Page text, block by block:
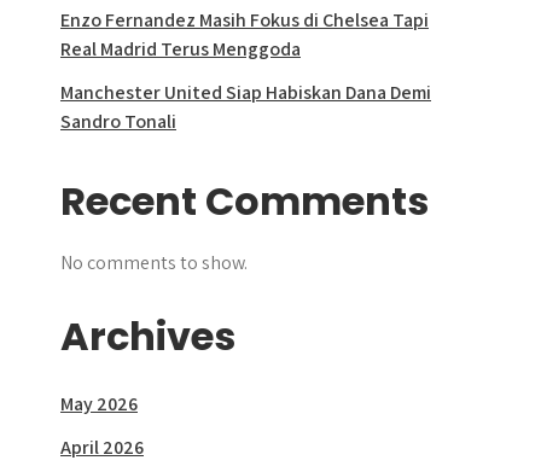
Enzo Fernandez Masih Fokus di Chelsea Tapi
Real Madrid Terus Menggoda
Manchester United Siap Habiskan Dana Demi
Sandro Tonali
Recent Comments
No comments to show.
Archives
May 2026
April 2026